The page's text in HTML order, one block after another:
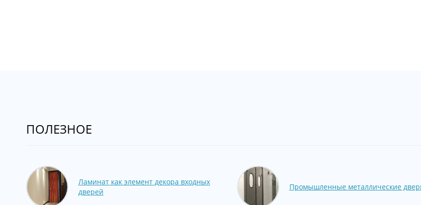
ПОЛЕЗНОЕ
Ламинат как элемент декора входных
дверей
Промышленные металлические